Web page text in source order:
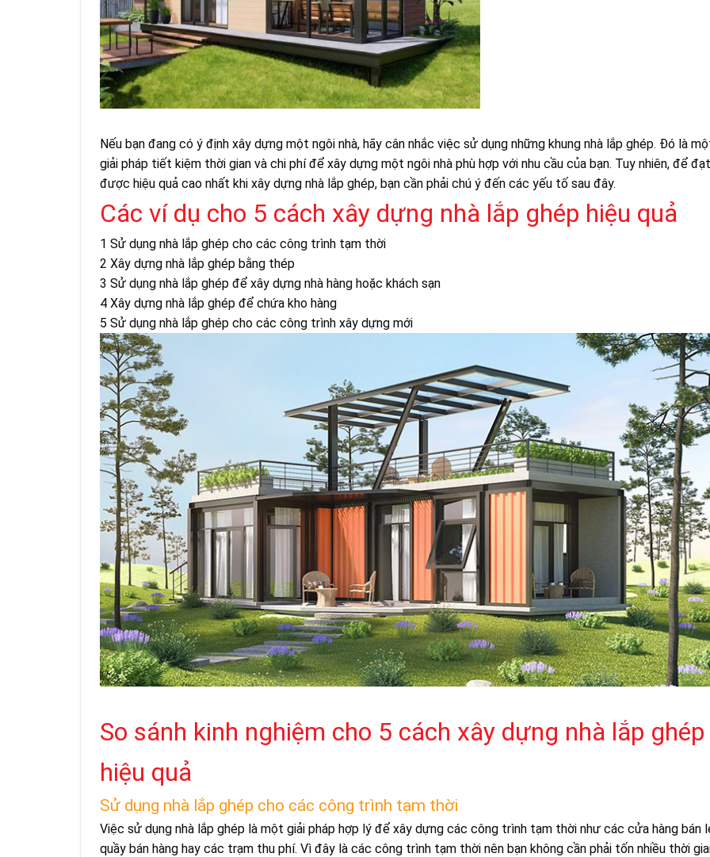
Nếu bạn đang có ý định xây dựng một ngôi nhà, hãy cân nhắc việc sử dụng những khung nhà lắp ghép. Đó là
giải pháp tiết kiệm thời gian và chi phí để xây dựng một ngôi nhà phù hợp với nhu cầu của bạn. Tuy nhiên, để đạt
được hiệu quả cao nhất khi xây dựng nhà lắp ghép, bạn cần phải chú ý đến các yếu tố sau đây.
Các ví dụ cho 5 cách xây dựng nhà lắp ghép hiệu quả
1 Sử dụng nhà lắp ghép cho các công trình tạm thời
2 Xây dựng nhà lắp ghép bằng thép
3 Sử dụng nhà lắp ghép để xây dựng nhà hàng hoặc khách sạn
4 Xây dựng nhà lắp ghép để chứa kho hàng
5 Sử dụng nhà lắp ghép cho các công trình xây dựng mới
So sánh kinh nghiệm cho 5 cách xây dựng nhà lắp ghép
hiệu quả
Sử dụng nhà lắp ghép cho các công trình tạm thời
Việc sử dụng nhà lắp ghép là một giải pháp hợp lý để xây dựng các công trình tạm thời như các cửa hàng bán
quầy bán hàng hay các trạm thu phí. Vì đây là các công trình tạm thời nên bạn không cần phải tốn nhiều thời